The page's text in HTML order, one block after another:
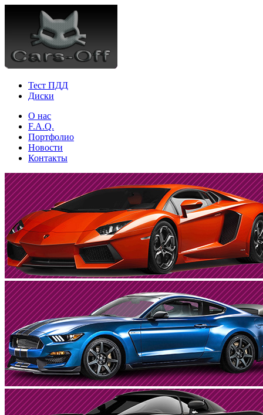
Тест ПДД
Диски
О нас
F.A.Q.
Портфолио
Новости
Контакты